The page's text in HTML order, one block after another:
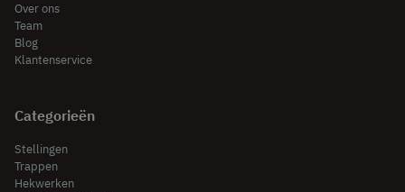
Over ons
Team
Blog
Klantenservice
Categorieën
Stellingen
Trappen
Hekwerken